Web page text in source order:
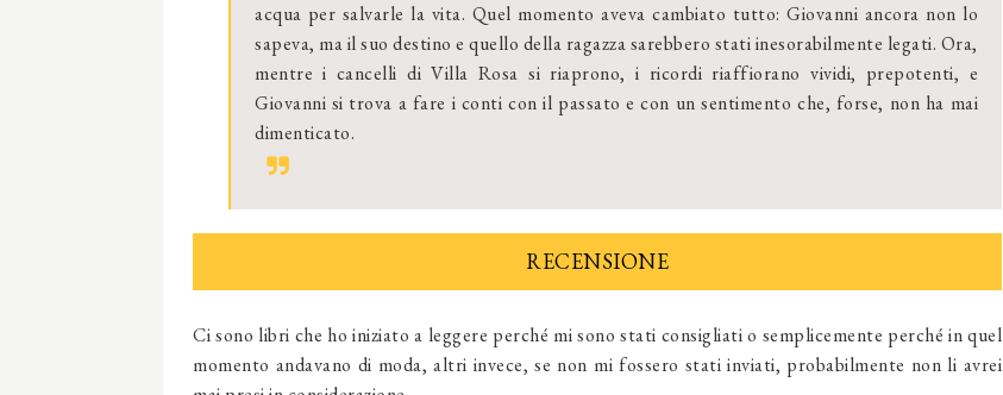
acqua per salvarle la vita. Quel momento aveva cambiato tutto: Giovanni ancora non lo
sapeva, ma il suo destino e quello della ragazza sarebbero stati inesorabilmente legati. Ora,
mentre i cancelli di Villa Rosa si riaprono, i ricordi riaffiorano vividi, prepotenti, e
Giovanni si trova a fare i conti con il passato e con un sentimento che, forse, non ha mai
dimenticato.
RECENSIONE
Ci sono libri che ho iniziato a leggere perché mi sono stati consigliati o semplicemente perché in quel
momento andavano di moda, altri invece, se non mi fossero stati inviati, probabilmente non li avrei